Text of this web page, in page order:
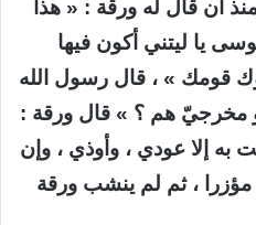
أن قال له ورقة : « هذا
يا ليتني أكون فيها
قومك » ، قال رسول الله
مخرجيّ هم ؟ » قال ورقة :
به إلا عودي ، وأوذي ، وإن
، ثم لم ينشب ورقة